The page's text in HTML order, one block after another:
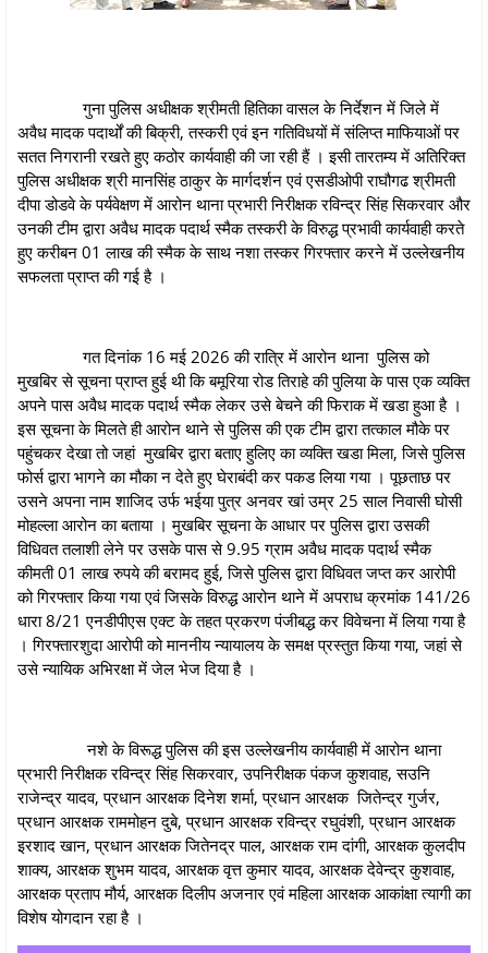
गुना पुलिस अधीक्षक श्रीमती हितिका वासल के निर्देशन में जिले में
अवैध मादक पदार्थों की बिक्री, तस्‍करी एवं इन गतिविधयों में संलिप्‍त माफियाओं पर
सतत निगरानी रखते हुए कठोर कार्यवाही की जा रही हैं । इसी तारतम्य में अतिरिक्त
पुलिस अधीक्षक श्री मानसिंह ठाकुर के मार्गदर्शन एवं एसडीओपी राघौगढ श्रीमती
दीपा डोडवे के पर्यवेक्षण में आरोन थाना प्रभारी निरीक्षक रविन्द्र सिंह सिकरवार और
उनकी टीम द्वारा अवैध मादक पदार्थ स्मैक तस्‍करी के विरुद्ध प्रभावी कार्यवाही करते
हुए करीबन 01 लाख की स्मैक के साथ नशा तस्कर गिरफ्तार करने में उल्लेखनीय
सफलता प्राप्त की गई है ।
गत दिनांक 16 मई 2026 की रात्रि में आरोन थाना पुलिस को
मुखबिर से सूचना प्राप्त हुई थी कि बमूरिया रोड तिराहे की पुलिया के पास एक व्यक्ति
अपने पास अवैध मादक पदार्थ स्मैक लेकर उसे बेचने की फिराक में खडा हुआ है ।
इस सूचना के मिलते ही आरोन थाने से पुलिस की एक टीम द्वारा तत्काल मौके पर
पहुंचकर देखा तो जहां मुखबिर द्वारा बताए हुलिए का व्यक्ति खडा मिला, जिसे पुलिस
फोर्स द्वारा भागने का मौका न देते हुए घेराबंदी कर पकड लिया गया । पूछताछ पर
उसने अपना नाम शाजिद उर्फ भईया पुत्र अनवर खां उम्र 25 साल निवासी घोसी
मोहल्ला आरोन का बताया । मुखबिर सूचना के आधार पर पुलिस द्वारा उसकी
विधिवत तलाशी लेने पर उसके पास से 9.95 ग्राम अवैध मादक पदार्थ स्मैक
कीमती 01 लाख रुपये की बरामद हुई, जिसे पुलिस द्वारा विधिवत जप्त कर आरोपी
को गिरफ्तार किया गया एवं जिसके विरुद्ध आरोन थाने में अपराध क्रमांक 141/26
धारा 8/21 एनडीपीएस एक्ट के तहत प्रकरण पंजीबद्ध कर विवेचना में लिया गया है
। गिरफ्तारशुदा आरोपी को माननीय न्यायालय के समक्ष प्रस्तुत किया गया, जहां से
उसे न्यायिक अभिरक्षा में जेल भेज दिया है ।
नशे के विरूद्ध पुलिस की इस उल्‍लेखनीय कार्यवाही में आरोन थाना
प्रभारी निरीक्षक रविन्द्र सिंह सिकरवार, उपनिरीक्षक पंकज कुशवाह, सउनि
राजेन्द्र यादव, प्रधान आरक्षक दिनेश शर्मा, प्रधान आरक्षक जितेन्द्र गुर्जर,
प्रधान आरक्षक राममोहन दुबे, प्रधान आरक्षक रविन्द्र रघुवंशी, प्रधान आरक्षक
इरशाद खान, प्रधान आरक्षक जितेनद्र पाल, आरक्षक राम दांगी, आरक्षक कुलदीप
शाक्य, आरक्षक शुभम यादव, आरक्षक वृत्त कुमार यादव, आरक्षक देवेन्द्र कुशवाह,
आरक्षक प्रताप मौर्य, आरक्षक दिलीप अजनार एवं महिला आरक्षक आकांक्षा त्यागी का
विशेष योगदान रहा है ।